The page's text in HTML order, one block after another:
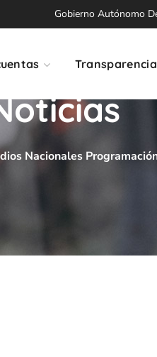
Gobierno Autónomo
Transparencia
Nacionales